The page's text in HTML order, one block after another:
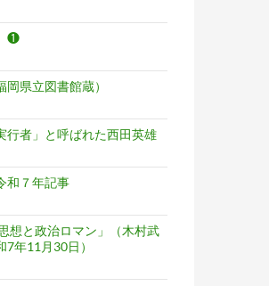
❶
県立図書館蔵）
行者」と呼ばれた西田英雄
和７年記事
想と政治ロマン」（木村武
年11月30日）